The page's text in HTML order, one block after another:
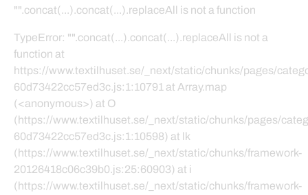
"".concat(...).concat(...).replaceAll is not a function
TypeError: "".concat(...).concat(...).replaceAll is not a
function at
https://www.textilhuset.se/_next/static/chunks/pages/
60d73422cc57ed3c.js:1:10791 at Array.map
(<anonymous>) at O
(https://www.textilhuset.se/_next/static/chunks/pages/
60d73422cc57ed3c.js:1:10598) at lk
(https://www.textilhuset.se/_next/static/chunks/framework-
20126418c06c39b0.js:25:60903) at i
(https://www.textilhuset.se/_next/static/chunks/framework-